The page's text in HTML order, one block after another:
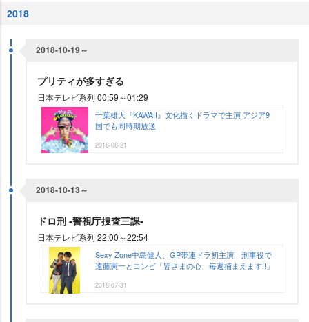
2018
2018-10-19～
プリティが多すぎる
日本テレビ系列 00:59～01:29
千葉雄大『KAWAII』文化描くドラマで主演 アジア9
国でも同時期放送
2018-08-21
2018-10-13～
ドロ刑 ‐警視庁捜査三課‐
日本テレビ系列 22:00～22:54
Sexy Zone中島健人、GP帯連ドラ初主演 刑事役で
遠藤憲一とコンビ「皆さまの心、毎週捕まえます!!」
2018-07-31